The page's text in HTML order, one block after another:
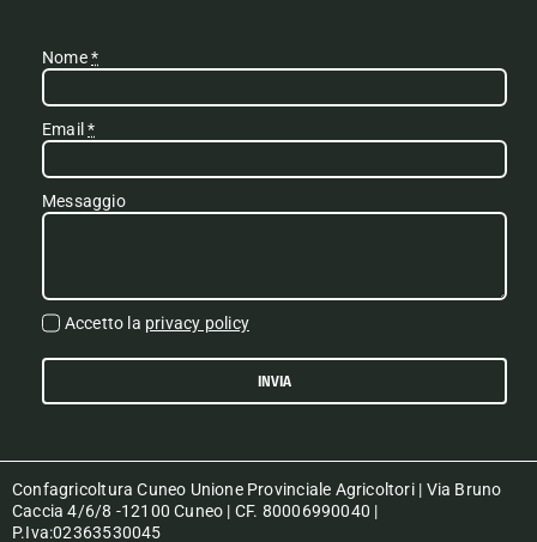
Nome*
Email*
Messaggio
Accetto la privacy policy
INVIA
Confagricoltura Cuneo Unione Provinciale Agricoltori | Via Bruno
Caccia 4/6/8 -12100 Cuneo | CF. 80006990040 |
P.Iva:02363530045